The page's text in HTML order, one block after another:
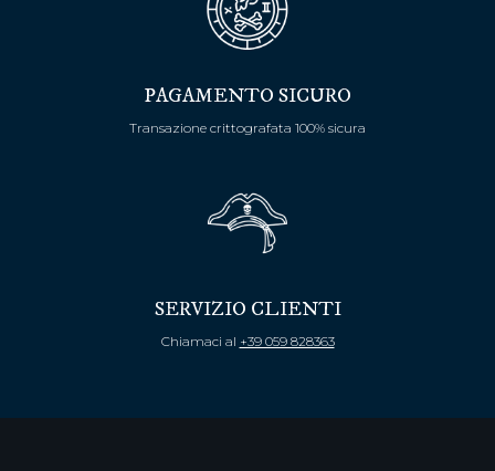
PAGAMENTO SICURO
Transazione crittografata 100% sicura
SERVIZIO CLIENTI
Chiamaci al +39 059 828363